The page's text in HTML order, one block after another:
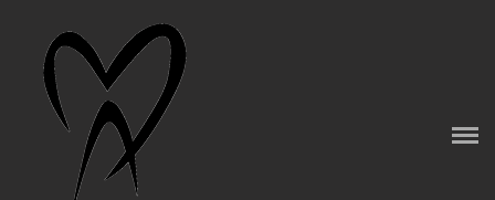
ГЛАВНАЯ
О КОМПАНИИ
MILANOARESBOX